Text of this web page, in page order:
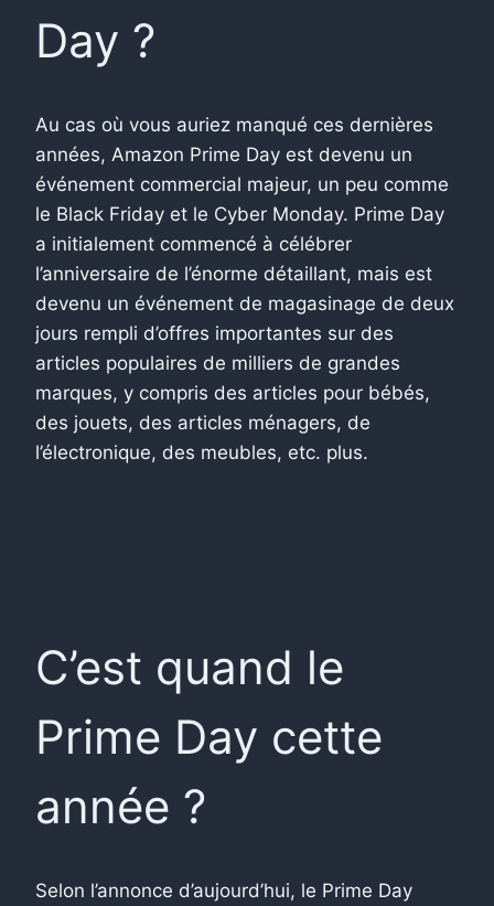
Day ?
Au cas où vous auriez manqué ces dernières
années, Amazon Prime Day est devenu un
événement commercial majeur, un peu comme
le Black Friday et le Cyber ​​​​Monday. Prime Day
a initialement commencé à célébrer
l’anniversaire de l’énorme détaillant, mais est
devenu un événement de magasinage de deux
jours rempli d’offres importantes sur des
articles populaires de milliers de grandes
marques, y compris des articles pour bébés,
des jouets, des articles ménagers, de
l’électronique, des meubles, etc. plus.
C’est quand le
Prime Day cette
année ?
Selon l’annonce d’aujourd’hui, le Prime Day